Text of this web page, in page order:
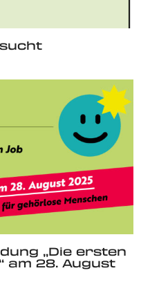
„Die ersten
am 28. August